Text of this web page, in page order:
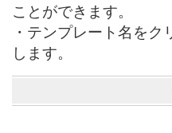
ことができます。
・テンプレート名を
します。